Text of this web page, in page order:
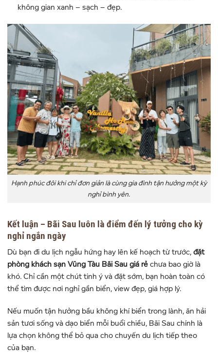
không gian xanh – sạch – đẹp.
Hạnh phúc đôi khi chỉ đơn giản là cùng gia đình tận hưởng một kỳ
nghỉ bình yên.
Kết luận – Bãi Sau luôn là điểm đến lý tưởng cho kỳ
nghỉ ngắn ngày
Dù bạn đi du lịch ngẫu hứng hay lên kế hoạch từ trước, đặt
phòng khách sạn Vũng Tàu Bãi Sau giá rẻ chưa bao giờ là
khó. Chỉ cần một chút tinh ý và đặt sớm, bạn hoàn toàn có
thể tìm được nơi nghỉ gần biển, view đẹp, giá hợp lý.
Nếu muốn tận hưởng bầu không khí biển trong lành, ăn hải
sản tươi sống và dạo biển mỗi buổi chiều, Bãi Sau chính là
lựa chọn không thể bỏ qua cho chuyến du lịch tiếp theo
của bạn.